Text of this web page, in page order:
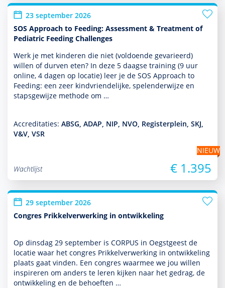
23 september 2026
SOS Approach to Feeding: Assessment & Treatment of
Pediatric Feeding Challenges
Werk je met kin­de­ren die niet (vol­doende gevarieerd)
willen of durven eten? In deze 5 daagse training (9 uur
online, 4 dagen op locatie) leer je de SOS Approach to
Feeding: een zeer kindvriendelijke, spelenderwijze en
stapsgewijze methode om …
Accreditaties: ABSG, ADAP, NIP, NVO, Registerplein, SKJ,
V&V, VSR
NIEUW
Wachtlijst
€ 1.395
29 september 2026
Congres Prikkelverwerking in ontwikkeling
Op dins­dag 29 september is CORPUS in Oegstgeest de
locatie waar het congres Prikkelverwerking in ont­wikke­ling
plaats gaat vinden. Een congres waarmee we jou willen
inspireren om anders te leren kijken naar het gedrag, de
ont­wikke­ling en de behoeften …